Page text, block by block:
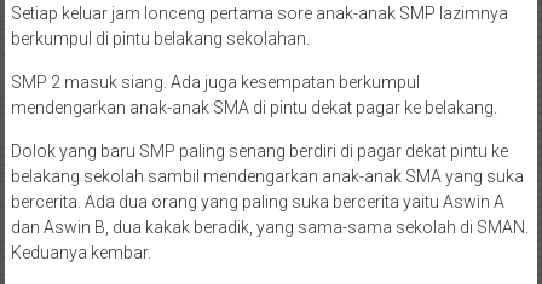
Setiap keluar jam lonceng pertama sore anak-anak SMP lazimnya
berkumpul di pintu belakang sekolahan.
SMP 2 masuk siang. Ada juga kesempatan berkumpul
mendengarkan anak-anak SMA di pintu dekat pagar ke belakang.
Dolok yang baru SMP paling senang berdiri di pagar dekat pintu ke
belakang sekolah sambil mendengarkan anak-anak SMA yang suka
bercerita. Ada dua orang yang paling suka bercerita yaitu Aswin A
dan Aswin B, dua kakak beradik, yang sama-sama sekolah di SMAN.
Keduanya kembar.